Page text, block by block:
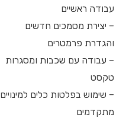
עבודה ראשיים
– יצירת מסמכים חדשים
והגדרת פרמטרים
– עבודה עם שכבות ומסגרות
טקסט
– שימוש בפלטות כלים למינויים
מתקדמים